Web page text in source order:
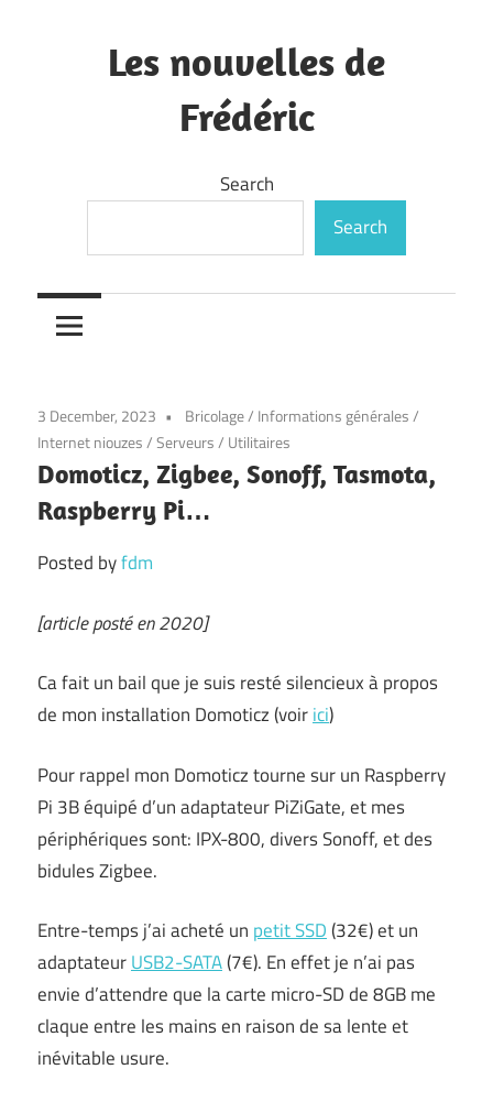
Les nouvelles de
Frédéric
Search
Search
3 December, 2023 Bricolage/ Informations générales/
Internet niouzes/Serveurs/ Utilitaires
Domoticz, Zigbee, Sonoff, Tasmota,
Raspberry Pi…
Posted byfdm
[article posté en 2020]
Ca fait un bail que je suis resté silencieux à propos
de mon installation Domoticz (voirici)
Pour rappel mon Domoticz tourne sur un Raspberry
Pi 3B équipé d’un adaptateur PiZiGate, et mes
périphériques sont: IPX-800, divers Sonoff, et des
bidules Zigbee.
Entre-temps j’ai acheté un petit SSD(32€) et un
adaptateurUSB2-SATA(7€). En effet je n’ai pas
envie d’attendre que la carte micro-SD de 8GB me
claque entre les mains en raison de sa lente et
inévitable usure.